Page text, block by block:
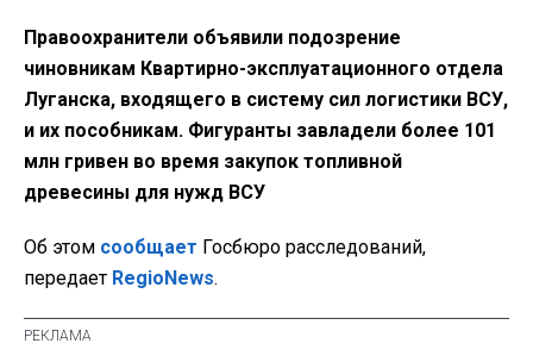
Правоохранители объявили подозрение
чиновникам Квартирно-эксплуатационного отдела
Луганска, входящего в систему сил логистики ВСУ,
и их пособникам. Фигуранты завладели более 101
млн гривен во время закупок топливной
древесины для нужд ВСУ
Об этом сообщает Госбюро расследований,
передает RegioNews.